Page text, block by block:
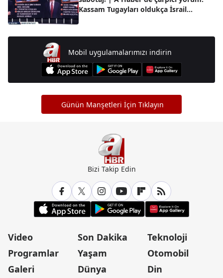
Kassam Tugayları oldukça İsrail
Mobil uygulamalarımızı indirin
Günün Manşetleri İçin Tıklayın
Bizi Takip Edin
Video
Programlar
Galeri
Son Dakika
Yaşam
Dünya
Teknoloji
Otomobil
Din